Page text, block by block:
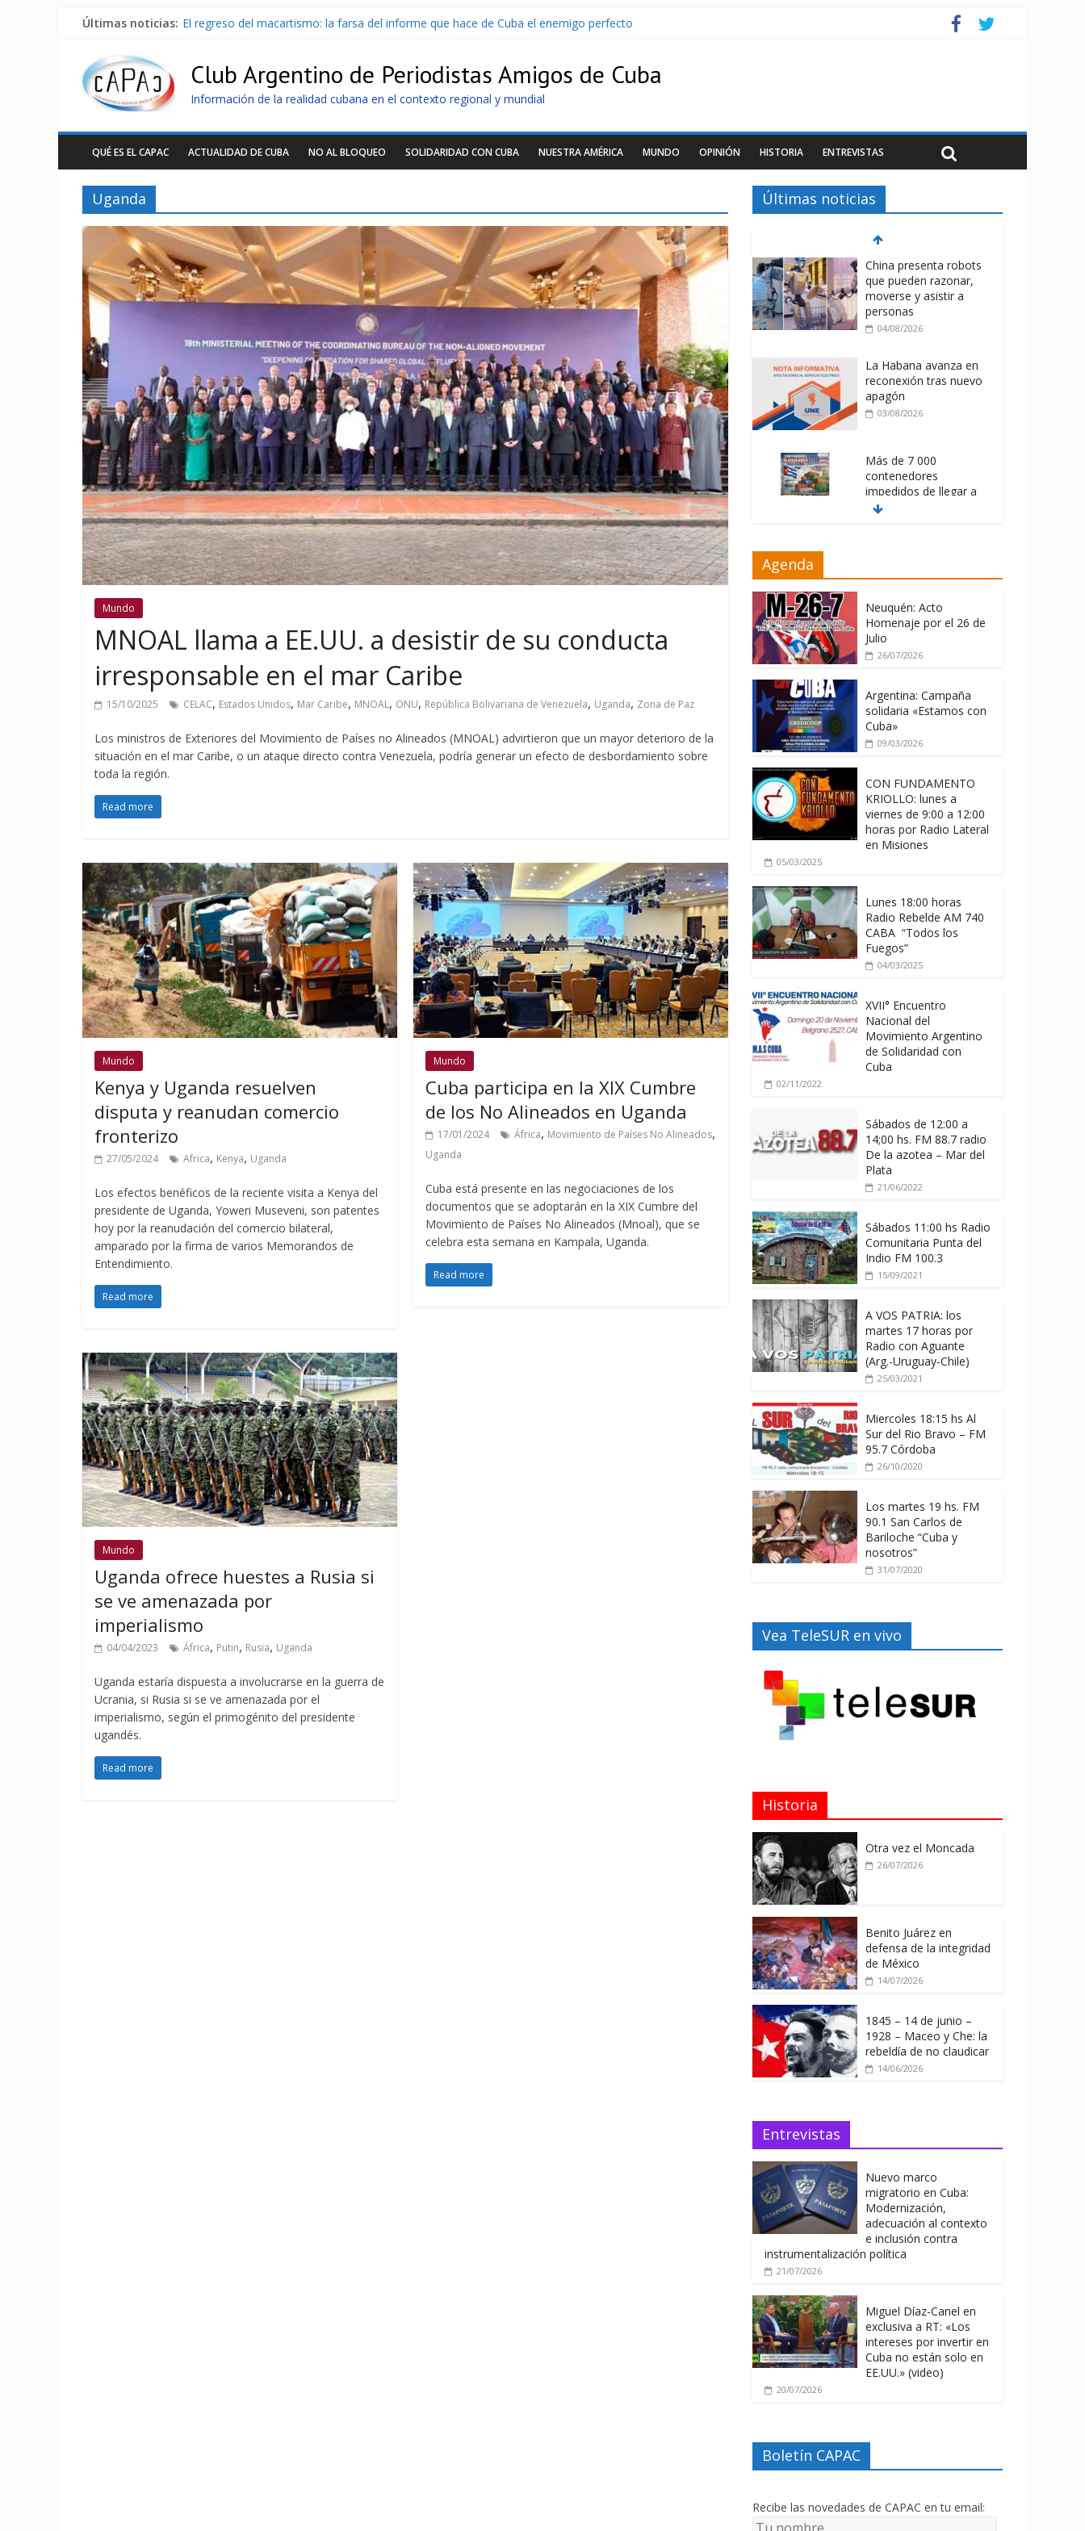
Últimas noticias: El regreso del macartismo: la farsa del informe que hace de Cuba el enemigo perfecto
La Habana avanza en reconexión tras nuevo apagón
Más de 7 000 contenedores impedidos de llegar a Cuba
Club Argentino de Periodistas Amigos de Cuba
Información de la realidad cubana en el contexto regional y mundial
QUÉ ES EL CAPAC ACTUALIDAD DE CUBA NO AL BLOQUEO SOLIDARIDAD CON CUBA NUESTRA AMÉRICA MUNDO OPINIÓN HISTORIA ENTREVISTAS
Uganda
Mundo
MNOAL llama a EE.UU. a desistir de su conducta
irresponsable en el mar Caribe
15/10/2025 CELAC, Estados Unidos, Mar Caribe, MNOAL, ONU, República Bolivariana de Venezuela, Uganda, Zona de Paz
Los ministros de Exteriores del Movimiento de Países no Alineados (MNOAL) advirtieron que un mayor deterioro de la
situación en el mar Caribe, o un ataque directo contra Venezuela, podría generar un efecto de desbordamiento sobre
toda la región.
Read more
Mundo
Kenya y Uganda resuelven
disputa y reanudan comercio
fronterizo
27/05/2024 Africa, Kenya, Uganda
Los efectos benéficos de la reciente visita a Kenya del
presidente de Uganda, Yoweri Museveni, son patentes
hoy por la reanudación del comercio bilateral,
amparado por la firma de varios Memorandos de
Entendimiento.
Read more
Mundo
Cuba participa en la XIX Cumbre
de los No Alineados en Uganda
17/01/2024 África, Movimiento de Países No Alineados,
Uganda
Cuba está presente en las negociaciones de los
documentos que se adoptarán en la XIX Cumbre del
Movimiento de Países No Alineados (Mnoal), que se
celebra esta semana en Kampala, Uganda.
Read more
Mundo
Uganda ofrece huestes a Rusia si
se ve amenazada por
imperialismo
04/04/2023 África, Putin, Rusia, Uganda
Uganda estaría dispuesta a involucrarse en la guerra de
Ucrania, si Rusia si se ve amenazada por el
imperialismo, según el primogénito del presidente
ugandés.
Read more
Últimas noticias
China presenta robots
que pueden razonar,
moverse y asistir a
personas
04/08/2026
La Habana avanza en
reconexión tras nuevo
apagón
03/08/2026
Más de 7 000
contenedores
impedidos de llegar a
Cuba
memorándum con
04/08/2026
Agenda
Neuquén: Acto
Homenaje por el 26 de
Julio
26/07/2026
Argentina: Campaña
solidaria «Estamos con
Cuba»
09/03/2026
CON FUNDAMENTO
KRIOLLO: lunes a
viernes de 9:00 a 12:00
horas por Radio Lateral
en Misiones
05/03/2025
Lunes 18:00 horas
Radio Rebelde AM 740
CABA “Todos los
Fuegos”
04/03/2025
XVII° Encuentro
Nacional del
Movimiento Argentino
de Solidaridad con
Cuba
02/11/2022
Sábados de 12:00 a
14;00 hs. FM 88.7 radio
De la azotea – Mar del
Plata
21/06/2022
Sábados 11:00 hs Radio
Comunitaria Punta del
Indio FM 100.3
15/09/2021
A VOS PATRIA: los
martes 17 horas por
Radio con Aguante
(Arg.-Uruguay-Chile)
25/03/2021
Miercoles 18:15 hs Al
Sur del Rio Bravo – FM
95.7 Córdoba
26/10/2020
Los martes 19 hs. FM
90.1 San Carlos de
Bariloche “Cuba y
nosotros”
31/07/2020
Vea TeleSUR en vivo
Historia
Otra vez el Moncada
26/07/2026
Benito Juárez en
defensa de la integridad
de México
14/07/2026
1845 – 14 de junio –
1928 – Maceo y Che: la
rebeldía de no claudicar
14/06/2026
Entrevistas
Nuevo marco
migratorio en Cuba:
Modernización,
adecuación al contexto
e inclusión contra
instrumentalización política
21/07/2026
Miguel Díaz-Canel en
exclusiva a RT: «Los
intereses por invertir en
Cuba no están solo en
EE.UU.» (video)
20/07/2026
Boletín CAPAC
Recibe las novedades de CAPAC en tu email: